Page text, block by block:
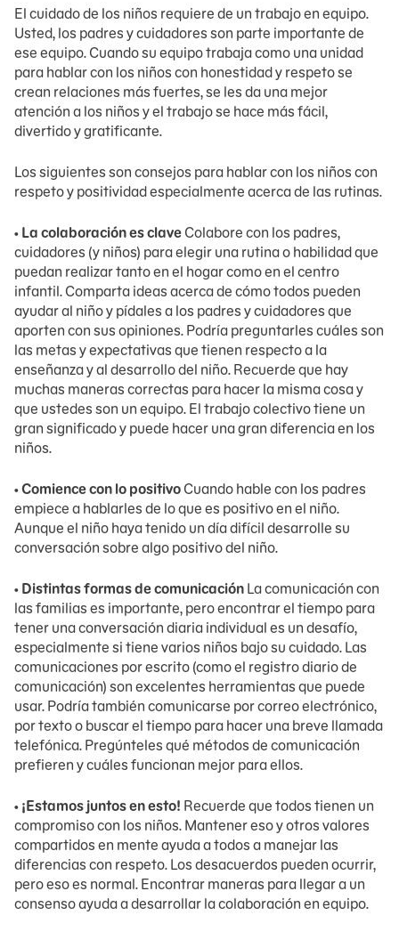
El cuidado de los niños requiere de un trabajo en equipo.
Usted, los padres y cuidadores son parte importante de
ese equipo. Cuando su equipo trabaja como una unidad
para hablar con los niños con honestidad y respeto se
crean relaciones más fuertes, se les da una mejor
atención a los niños y el trabajo se hace más fácil,
divertido y gratificante.
Los siguientes son consejos para hablar con los niños con
respeto y positividad especialmente acerca de las rutinas.
• La colaboración es clave Colabore con los padres,
cuidadores (y niños) para elegir una rutina o habilidad que
puedan realizar tanto en el hogar como en el centro
infantil. Comparta ideas acerca de cómo todos pueden
ayudar al niño y pídales a los padres y cuidadores que
aporten con sus opiniones. Podría preguntarles cuáles son
las metas y expectativas que tienen respecto a la
enseñanza y al desarrollo del niño. Recuerde que hay
muchas maneras correctas para hacer la misma cosa y
que ustedes son un equipo. El trabajo colectivo tiene un
gran significado y puede hacer una gran diferencia en los
niños.
•Comience con lo positivo Cuando hable con los padres
empiece a hablarles de lo que es positivo en el niño.
Aunque el niño haya tenido un día difícil desarrolle su
conversación sobre algo positivo del niño.
• Distintas formas de comunicación La comunicación con
las familias es importante, pero encontrar el tiempo para
tener una conversación diaria individual es un desafío,
especialmente si tiene varios niños bajo su cuidado. Las
comunicaciones por escrito (como el registro diario de
comunicación) son excelentes herramientas que puede
usar. Podría también comunicarse por correo electrónico,
por texto o buscar el tiempo para hacer una breve llamada
telefónica. Pregúnteles qué métodos de comunicación
prefieren y cuáles funcionan mejor para ellos.
• ¡Estamos juntos en esto! Recuerde que todos tienen un
compromiso con los niños. Mantener eso y otros valores
compartidos en mente ayuda a todos a manejar las
diferencias con respeto. Los desacuerdos pueden ocurrir,
pero eso es normal. Encontrar maneras para llegar a un
consenso ayuda a desarrollar la colaboración en equipo.